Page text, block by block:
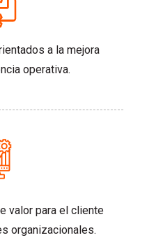
a la mejora
operativa.
valor para el cliente
organizacionales.